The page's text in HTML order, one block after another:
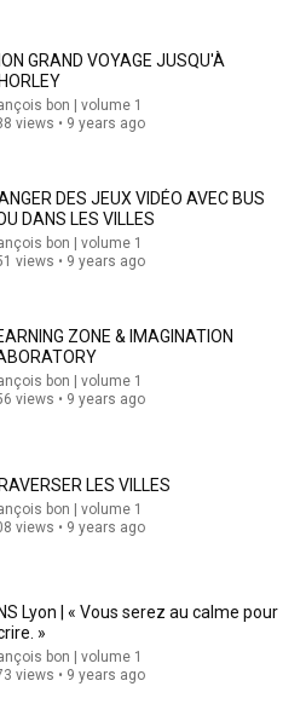
ermite dans une cabane, son
GRAND VOYAGE JUSQU'À
bon | volume 1
views • 9 years ago
DES JEUX VIDÉO AVEC BUS
DANS LES VILLES
bon | volume 1
views • 9 years ago
ZONE & IMAGINATION
bon | volume 1
views • 9 years ago
LES VILLES
bon | volume 1
views • 9 years ago
Lyon | « Vous serez au calme pour
»
bon | volume 1
views • 9 years ago